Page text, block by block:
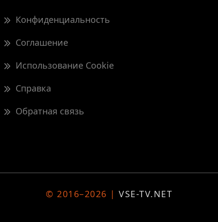
Конфиденциальность
Соглашение
Использование Cookie
Справка
Обратная связь
© 2016–2026 | VSE-TV.NET